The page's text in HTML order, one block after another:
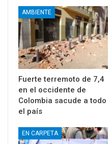
AMBIENTE
Fuerte terremoto de 7,4
en el occidente de
Colombia sacude a todo
el país
EN CARPETA